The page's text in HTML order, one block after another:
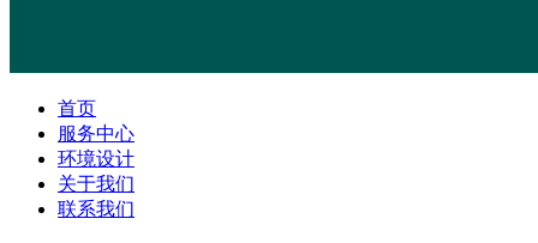
首页
服务中心
环境设计
关于我们
联系我们